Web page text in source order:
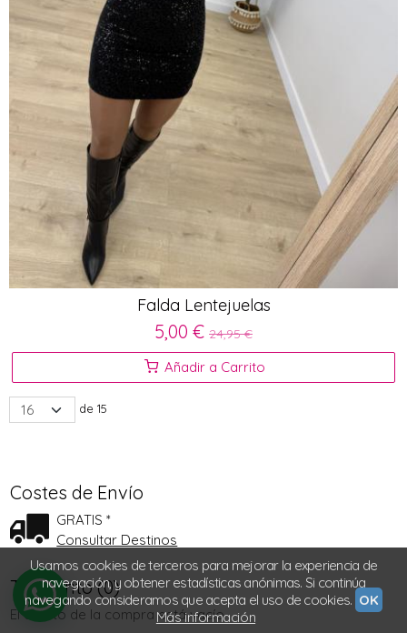
Costes de Envío
GRATIS *
Consultar Destinos
Tu Carrito (0)
El carrito de la compra está vacío
Falda Lentejuelas
5,00 € 24,95 €
Añadir a Carrito
de 15
Usamos cookies de terceros para mejorar la experiencia de
navegación, y obtener estadísticas anónimas. Si continúa
navegando consideramos que acepta el uso de cookies. OK
Más información